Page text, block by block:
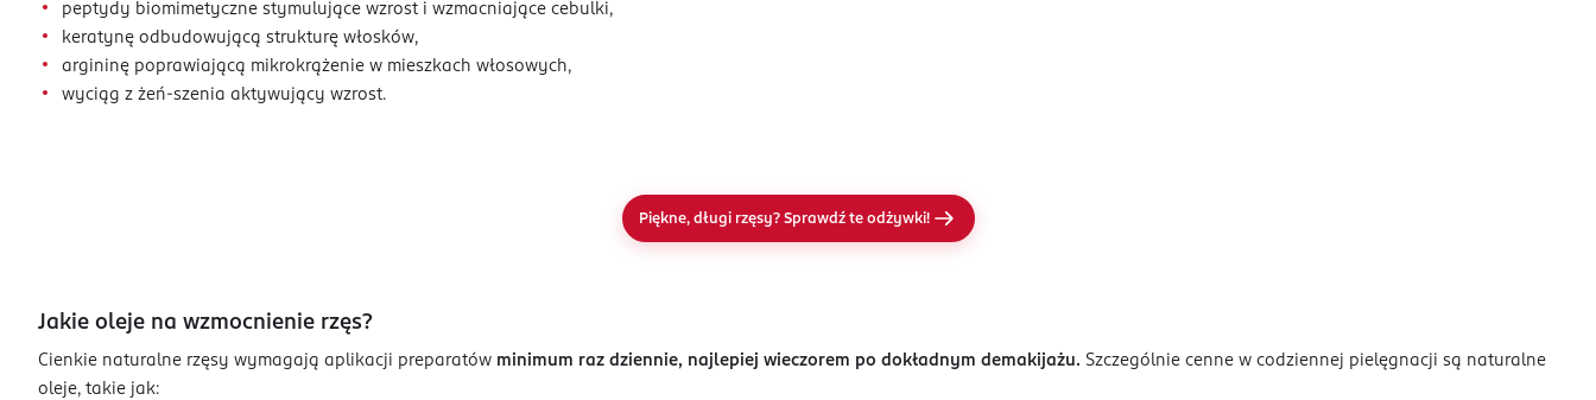
peptydy biomimetyczne stymulujące wzrost i wzmacniające cebulki,
keratynę odbudowującą strukturę włosków,
argininę poprawiającą mikrokrążenie w mieszkach włosowych,
wyciąg z żeń-szenia aktywujący wzrost.
Piękne, długi rzęsy? Sprawdź te odżywki!
Jakie oleje na wzmocnienie rzęs?
Cienkie naturalne rzęsy wymagają aplikacji preparatów minimum raz dziennie, najlepiej wieczorem po dokładnym demakijażu. Szczególnie cenne w codziennej pielęgnacji są naturalne
oleje, takie jak: